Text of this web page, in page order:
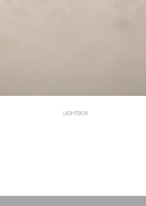
LIGHTBOX